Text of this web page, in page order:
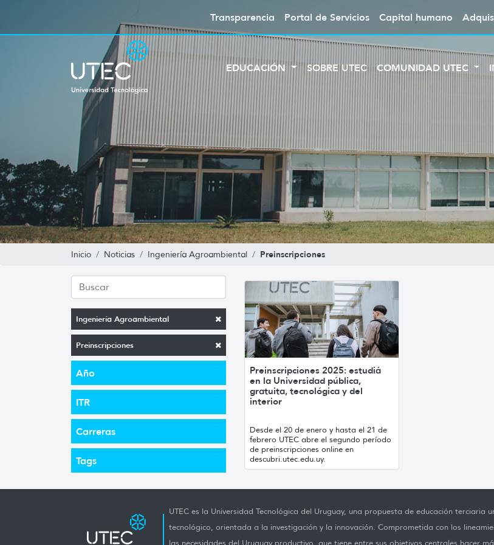
Transparencia Portal de Servicios Capital humano
EDUCACIÓN SOBRE UTEC COMUNIDAD UTEC
Inicio Noticias Ingeniería Agroambiental Preinscripciones
Ingeniería Agroambiental
Preinscripciones
Año
ITR
Carreras
Tags
Preinscripciones 2025: estudiá
en la Universidad pública,
gratuita, tecnológica y del
interior
Desde el 20 de enero y hasta el 21 de
febrero UTEC abre el segundo período
de preinscripciones online en
descubri.utec.edu.uy.
UTEC es la Universidad Tecnológica del Uruguay, una propuesta de educación terciaria
tecnológico, orientada a la investigación y la innovación. Comprometida con los